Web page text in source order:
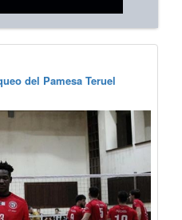
del Pamesa Teruel